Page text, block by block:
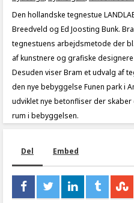
Den hollandske tegnestue
Breedveld og Ed Joosting Bunk.
tegnestuens arbejdsmetode der
af kunstnere og grafiske
Desuden viser Bram et udvalg af
den nye bebyggelse Funen park i
udviklet nye betonfliser der
rum i bebyggelsen.
Del Embed